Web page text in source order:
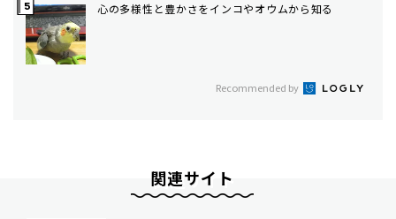
心の多様性と豊かさをインコやオウムから知る
Recommended by
関連サイト